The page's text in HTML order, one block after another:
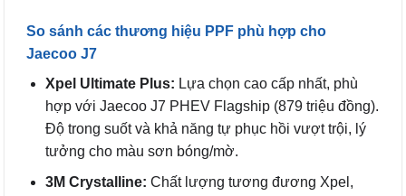
So sánh các thương hiệu PPF phù hợp cho
Jaecoo J7
Xpel Ultimate Plus: Lựa chọn cao cấp nhất, phù
hợp với Jaecoo J7 PHEV Flagship (879 triệu đồng).
Độ trong suốt và khả năng tự phục hồi vượt trội, lý
tưởng cho màu sơn bóng/mờ.
3M Crystalline: Chất lượng tương đương Xpel,